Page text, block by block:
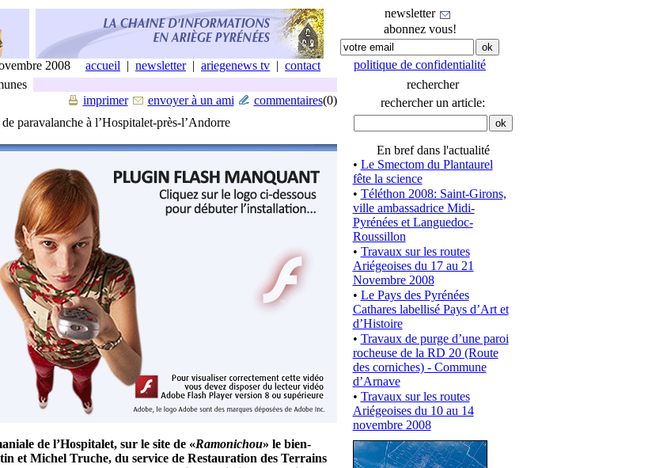
2008 accueil | newsletter| ariegenews tv | contact
newsletter
abonnez vous!
politique de confidentialité
imprimer envoyer à un ami commentaires(0)
paravalanche à l’Hospitalet-près-l’Andorre
de l’Hospitalet, sur le site de «Ramonichou» le bien-
et Michel Truche, du service de Restauration des Terrains
rechercher
rechercher un article:
En bref dans l'actualité
• Le Smectom du Plantaurel
fête la science
• Téléthon 2008: Saint-Girons,
ville ambassadrice Midi-
Pyrénées et Languedoc-
Roussillon
• Travaux sur les routes
Ariégeoises du 17 au 21
Novembre 2008
• Le Pays des Pyrénées
Cathares labellisé Pays d’Art et
d’Histoire
• Travaux de purge d’une paroi
rocheuse de la RD 20 (Route
des corniches) - Commune
d’Arnave
• Travaux sur les routes
Ariégeoises du 10 au 14
novembre 2008